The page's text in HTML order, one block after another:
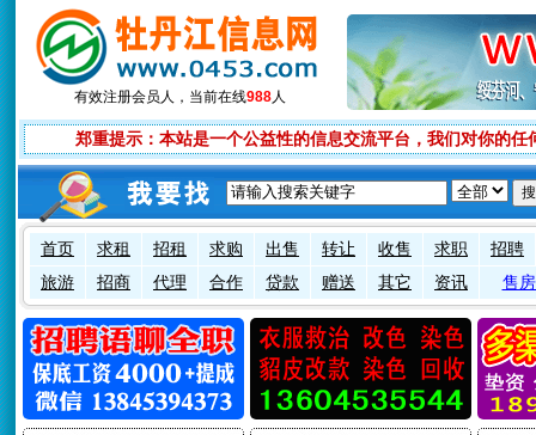
有效注册会员 人，当前在线988人
郑重提示：本站是一个公益性的信息交流平台，我们对你的
首页 求租 招租 求购 出售 转让 收售 求职
招聘
旅游
招商 代理 合作 贷款 赠送 其它 资讯 售